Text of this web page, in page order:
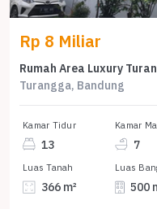
Rp 8 Miliar
Turangga, Bandung
Kamar Tidur
13
Kamar
7
Luas Tanah
366 m²
Luas
500